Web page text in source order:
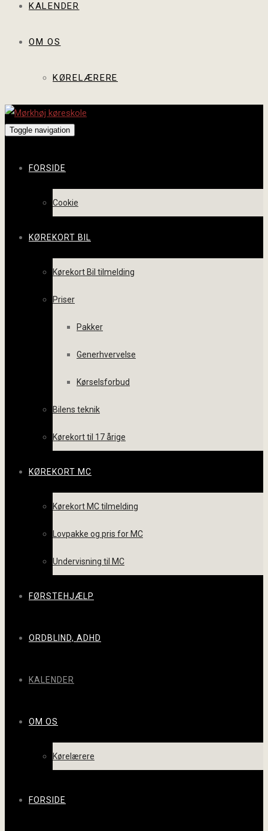
KALENDER
OM OS
KØRELÆRERE
Toggle navigation
FORSIDE
Cookie
KØREKORT BIL
Kørekort Bil tilmelding
Priser
Pakker
Generhvervelse
Kørselsforbud
Bilens teknik
Kørekort til 17 årige
KØREKORT MC
Kørekort MC tilmelding
Lovpakke og pris for MC
Undervisning til MC
FØRSTEHJÆLP
ORDBLIND, ADHD
KALENDER
OM OS
Kørelærere
FORSIDE